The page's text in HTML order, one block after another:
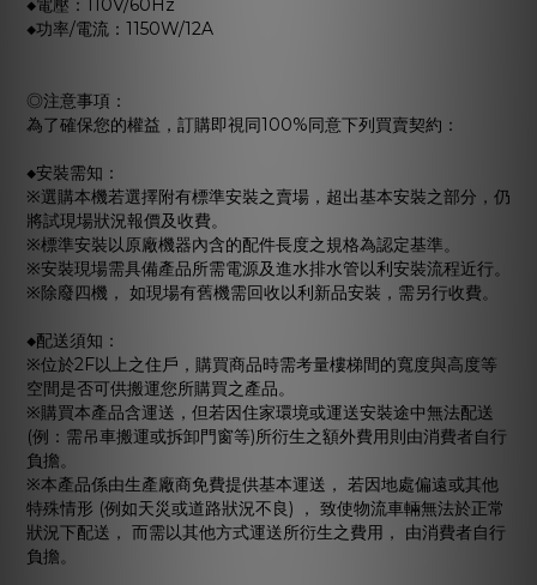
◆電壓：110V/60Hz
◆功率/電流：1150W/12A
◎注意事項：
為了確保您的權益，訂購即視同100%同意下列買賣契約：
◆安裝需知：
※選購本機若選擇附有標準安裝之賣場，超出基本安裝之部分，仍
將試現場狀況報價及收費。
※標準安裝以原廠機器內含的配件長度之規格為認定基準。
※安裝現場需具備產品所需電源及進水排水管以利安裝流程近行。
※除廢四機， 如現場有舊機需回收以利新品安裝，需另行收費。
◆配送須知：
※位於2F以上之住戶，購買商品時需考量樓梯間的寬度與高度等
空間是否可供搬運您所購買之產品。
※購買本產品含運送，但若因住家環境或運送安裝途中無法配送
(例：需吊車搬運或拆卸門窗等)所衍生之額外費用則由消費者自行
負擔。
※本產品係由生產廠商免費提供基本運送， 若因地處偏遠或其他
特殊情形 (例如天災或道路狀況不良) ， 致使物流車輛無法於正常
狀況下配送， 而需以其他方式運送所衍生之費用， 由消費者自行
負擔。